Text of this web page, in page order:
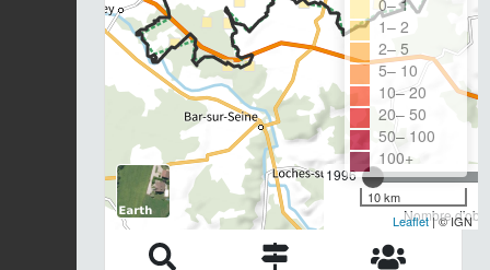
1996
Nombre
1– 2
2– 5
5– 10
10– 20
20– 50
50– 100
100+
10 km
Leaflet| © IGN